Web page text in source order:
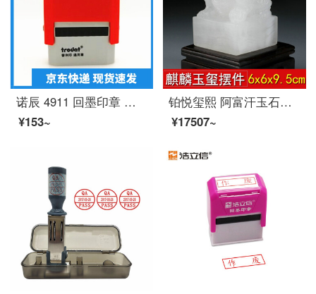
诺辰 4911 回墨印章 卓达财务印章 财务用品 刻章 印章 自动出油 印章定制 刻章 复印无效
¥153~
铂悦玺熙 阿富汗玉石头麒麟印章大玉玺摆件办公室印章收藏礼品章免刻字高档创意玉石装饰摆件商务礼品定制刻
¥17507~